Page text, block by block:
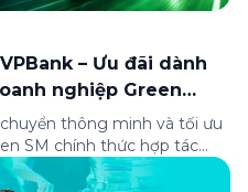
– Ưu đãi dành
nghiệp Green
thông minh và tối ưu
SM chính thức hợp tác
trình ưu đãi dành riêng cho